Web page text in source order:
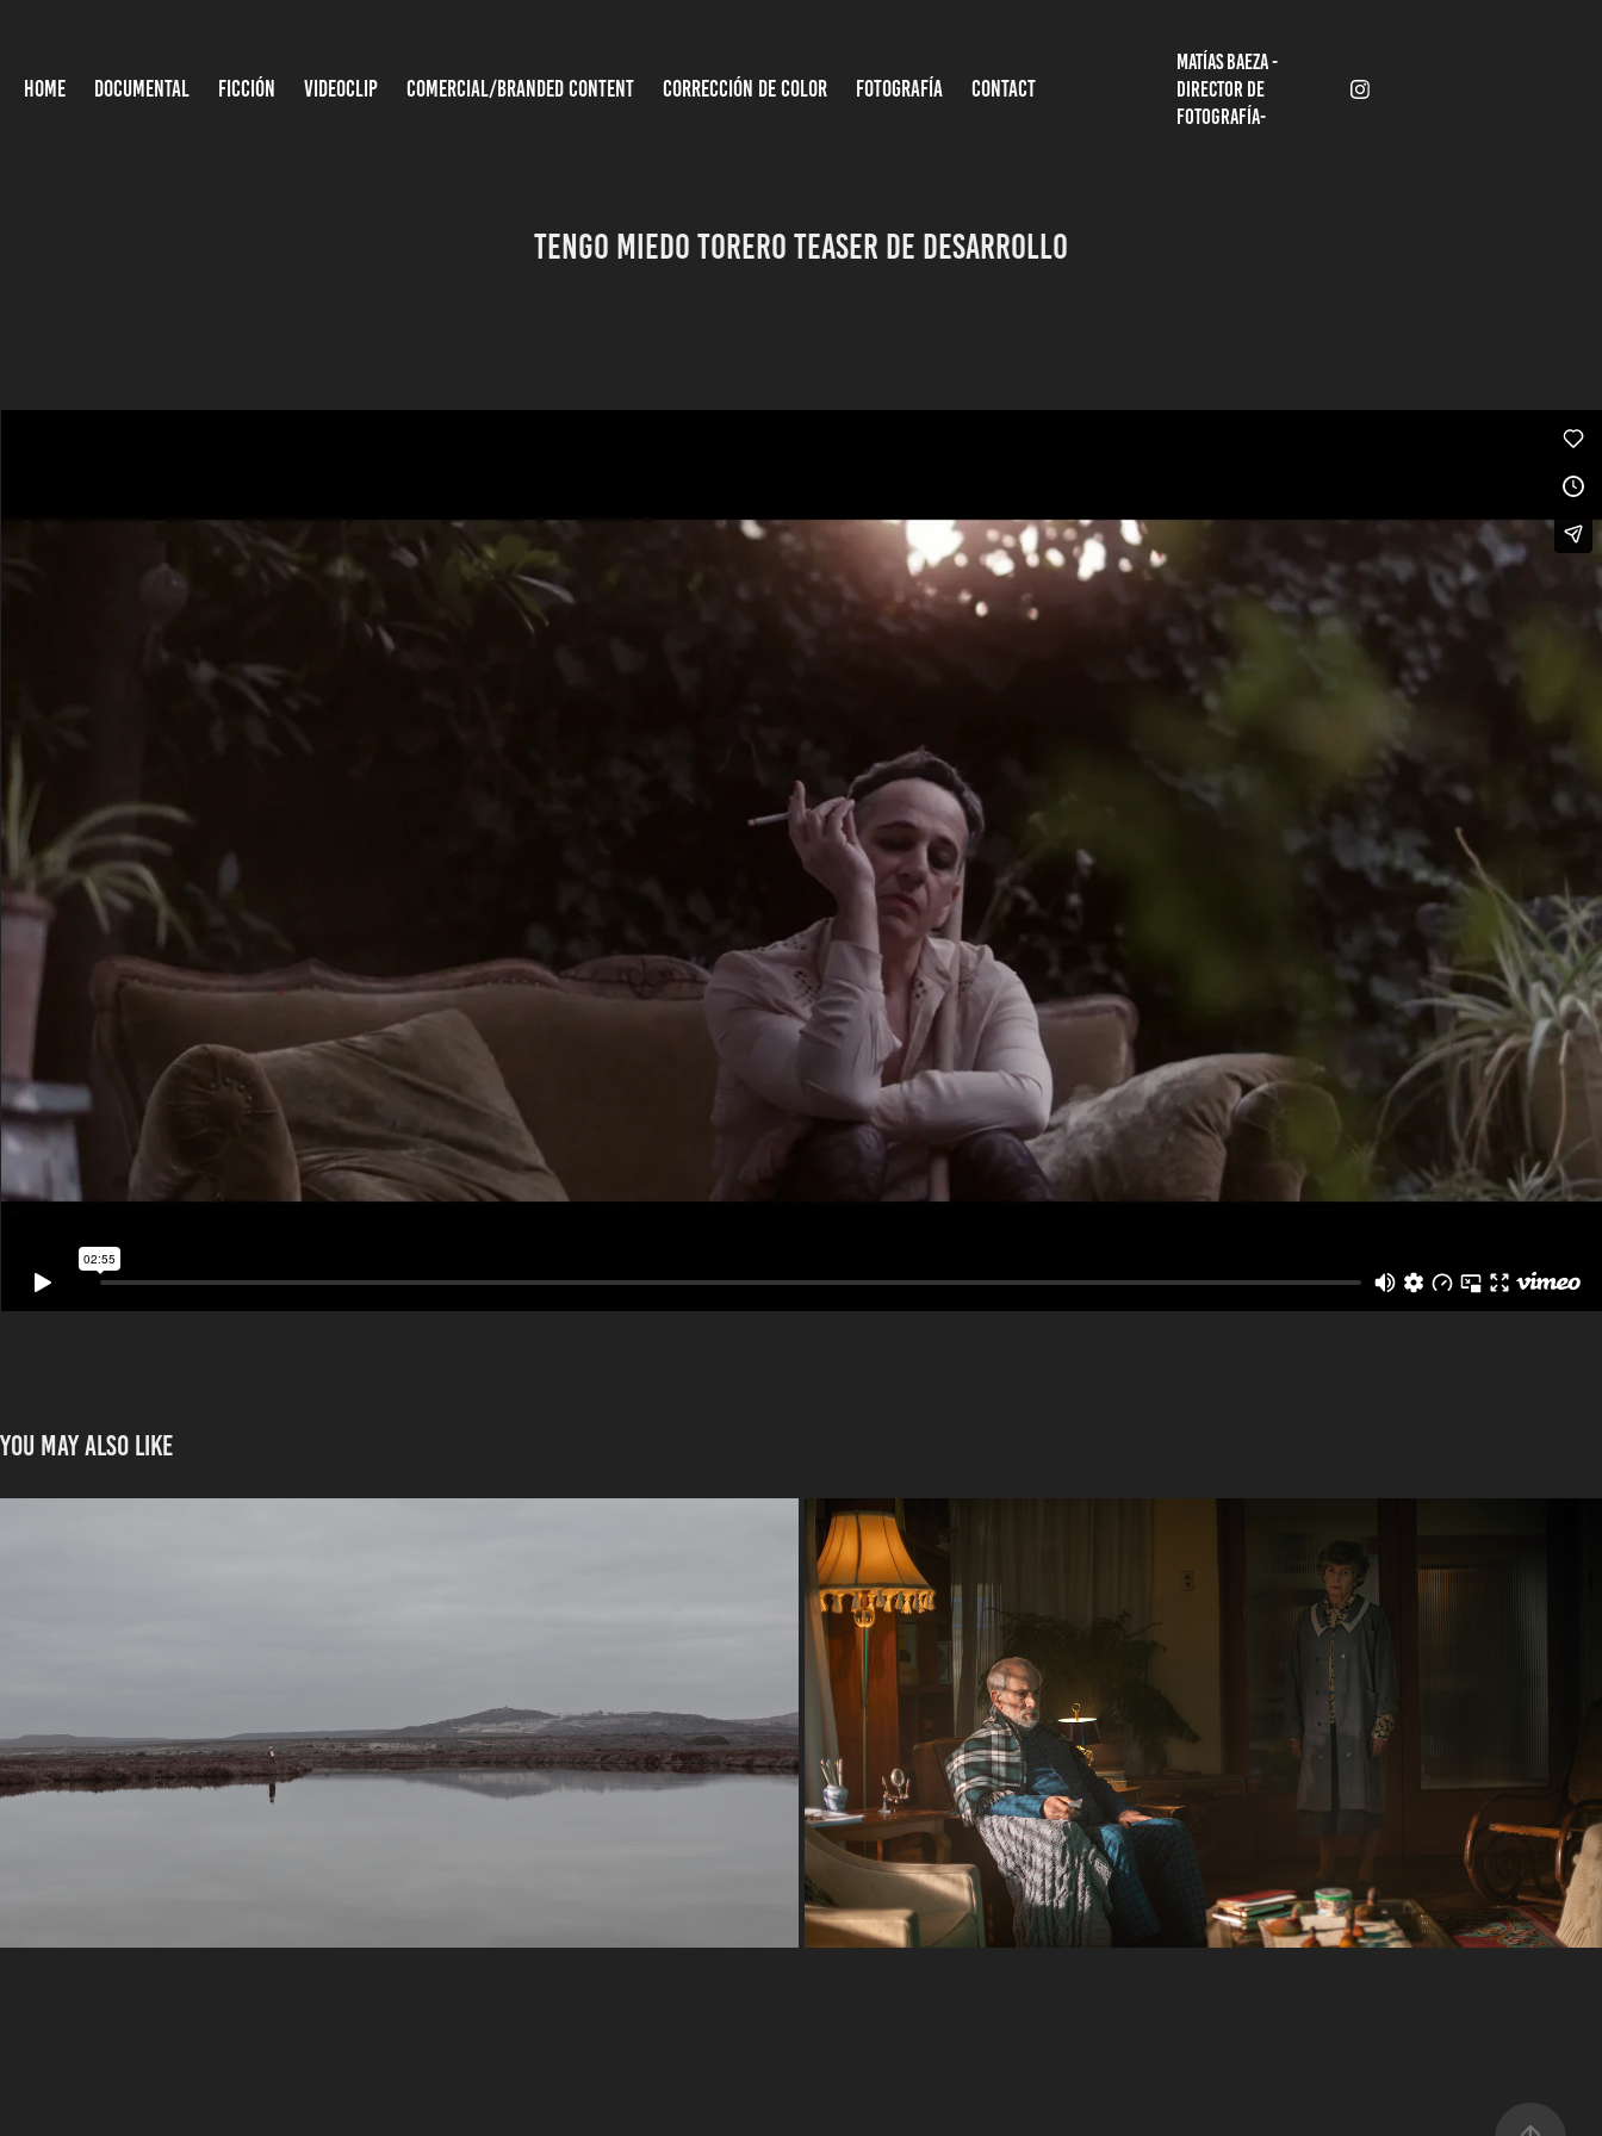
HOME DOCUMENTAL FICCIÓN VIDEOCLIP COMERCIAL/BRANDED CONTENT CORRECCIÓN DE COLOR FOTOGRAFÍA CONTACT
MATÍAS BAEZA -
DIRECTOR DE
FOTOGRAFÍA-
Tengo miedo torero Teaser de desarrollo
You may also like
2018
Los Invitados
2019